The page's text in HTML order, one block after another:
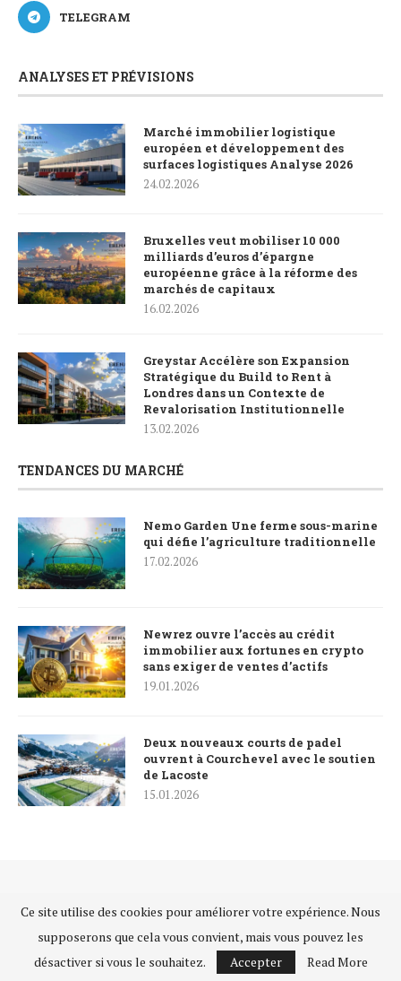
TELEGRAM
ANALYSES ET PRÉVISIONS
Marché immobilier logistique
européen et développement des
surfaces logistiques Analyse 2026
24.02.2026
Bruxelles veut mobiliser 10 000
milliards d’euros d’épargne
européenne grâce à la réforme des
marchés de capitaux
16.02.2026
Greystar Accélère son Expansion
Stratégique du Build to Rent à
Londres dans un Contexte de
Revalorisation Institutionnelle
13.02.2026
TENDANCES DU MARCHÉ
Nemo Garden Une ferme sous-marine
qui défie l’agriculture traditionnelle
17.02.2026
Newrez ouvre l’accès au crédit
immobilier aux fortunes en crypto
sans exiger de ventes d’actifs
19.01.2026
Deux nouveaux courts de padel
ouvrent à Courchevel avec le soutien
de Lacoste
15.01.2026
Ce site utilise des cookies pour améliorer votre expérience. Nous
supposerons que cela vous convient, mais vous pouvez les
désactiver si vous le souhaitez.
Accepter Read More